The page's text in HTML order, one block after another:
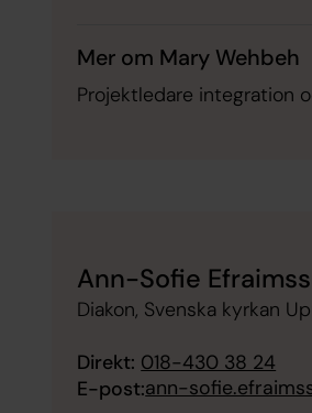
Mer om Mary Wehbeh
Projektledare integration
Ann-Sofie
Diakon, Svenska kyrkan
Direkt: 018-430 38 24
E-post:ann-